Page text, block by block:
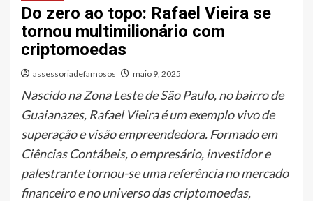
Do zero ao topo: Rafael Vieira se
tornou multimilionário com
criptomoedas
assessoriadefamosos maio 9, 2025
Nascido na Zona Leste de São Paulo, no bairro de
Guaianazes, Rafael Vieira é um exemplo vivo de
superação e visão empreendedora. Formado em
Ciências Contábeis, o empresário, investidor e
palestrante tornou-se uma referência no mercado
financeiro e no universo das criptomoedas,